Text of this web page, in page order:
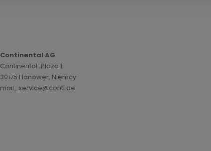
Continental AG
Continental-Plaza 1
30175 Hanower, Niemcy
mail_service@conti.de